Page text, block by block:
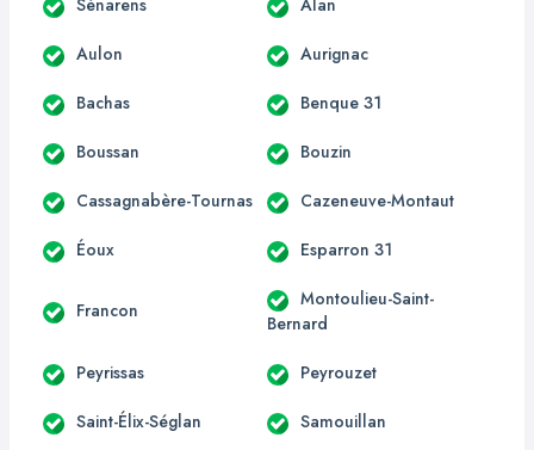
Aulon Aurignac
Bachas Benque 31
Boussan Bouzin
Cassagnabère-Tournas Cazeneuve-Montaut
Éoux Esparron 31
Francon
Montoulieu-Saint-
Bernard
Peyrissas Peyrouzet
Saint-Élix-Séglan Samouillan